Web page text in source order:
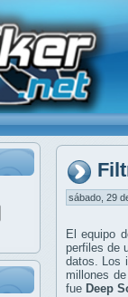
sábado, 29
El equipo
perfiles de
datos. Los
millones
fue Deep